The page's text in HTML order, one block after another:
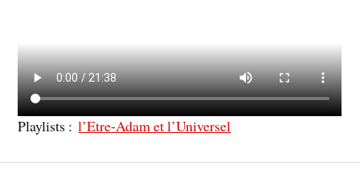
Playlists : l’Etre-Adam et l’Universel